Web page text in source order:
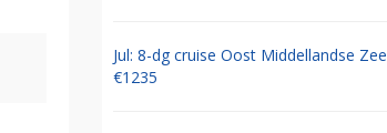
Jul: 8-dg cruise Oost Middellandse Zee
€1235